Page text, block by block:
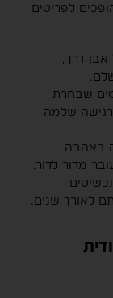
לפריטים
אבן דרך,
שבחרת
שלמה
באהבה
מדור לדור.
לאורך שנים.